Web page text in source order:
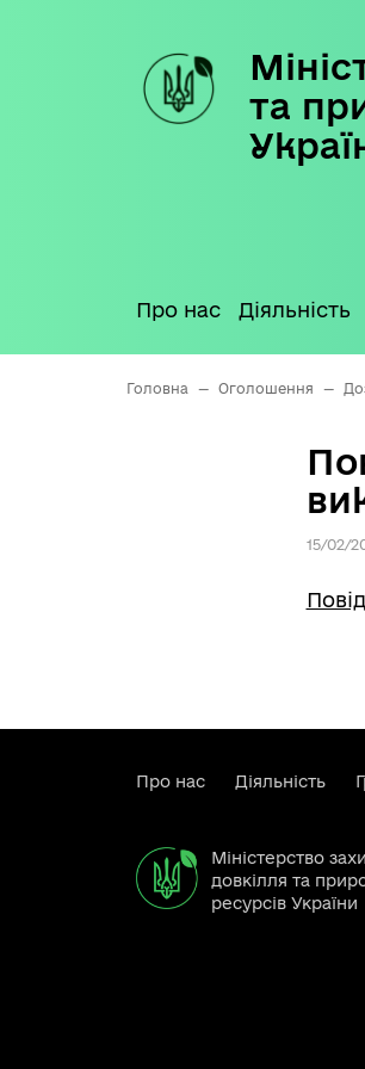
та
Про нас Діяльність
Головна — Оголошення —
15/02/
Про нас Діяльність
Міністерство
довкілля та
ресурсів України